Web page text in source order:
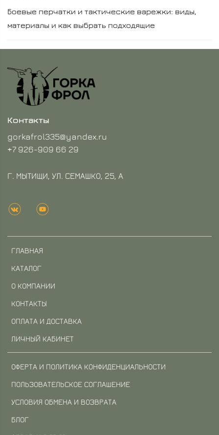
Боевые перчатки и тактические варежки: виды,
материалы и как выбрать подходящие
ГЛАВНАЯ
КАТАЛОГ
О КОМПАНИИ
КОНТАКТЫ
ОПЛАТА И ДОСТАВКА
ЛИЧНЫЙ КАБИНЕТ
ОФЕРТА И ПОЛИТИКА КОНФИДЕНЦИАЛЬНОСТИ
ПОЛЬЗОВАТЕЛЬСКОЕ СОГЛАШЕНИЕ
УСЛОВИЯ ОБМЕНА И ВОЗВРАТА
БЛОГ
Контакты
gorkafrol335@yandex.ru
+7 926-909 66 29
Г. МЫТИЩИ, УЛ. СЕМАШКО, 25, А